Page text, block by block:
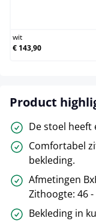
wit
€ 143,90
Product
De stoel heeft
Comfortabel
bekleding.
Afmetingen
Zithoogte: 46 -
Bekleding in